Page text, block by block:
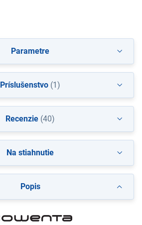
Popis
Parametre
Príslušenstvo (1)
Recenzie (40)
Na stiahnutie